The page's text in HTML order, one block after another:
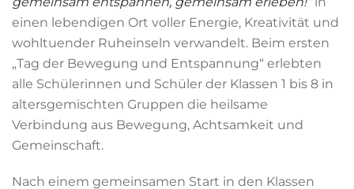
einen lebendigen Ort voller Energie, Kreativität und
wohltuender Ruheinseln verwandelt. Beim ersten
„Tag der Bewegung und Entspannung“ erlebten
alle Schülerinnen und Schüler der Klassen 1 bis 8 in
altersgemischten Gruppen die heilsame
Verbindung aus Bewegung, Achtsamkeit und
Gemeinschaft.
Nach einem gemeinsamen Start in den Klassen